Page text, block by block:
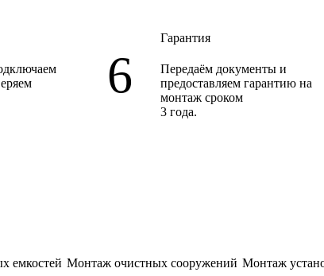
Гарантия
Передаём документы и
предоставляем гарантию на
монтаж сроком
3 года.
емкостей Монтаж очистных сооружений Монтаж